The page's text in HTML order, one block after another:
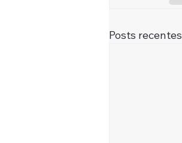
Posts recentes